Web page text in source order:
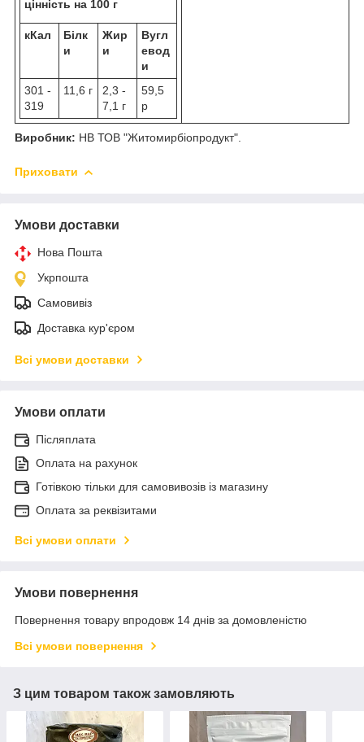
цінність на 100 г
кКал
Білк
и
Жир
и
Вугл
евод
и
301 -
319
11,6 г
2,3 -
7,1 г
59,5
р
Виробник: НВ ТОВ "Житомирбіопродукт".
Приховати
Умови доставки
Нова Пошта
Укрпошта
Самовивіз
Доставка кур'єром
Всі умови доставки
Умови оплати
Післяплата
Оплата на рахунок
Готівкою тільки для самовивозів із магазину
Оплата за реквізитами
Всі умови оплати
Умови повернення
Повернення товару впродовж 14 днів за домовленістю
Всі умови повернення
З цим товаром також замовляють